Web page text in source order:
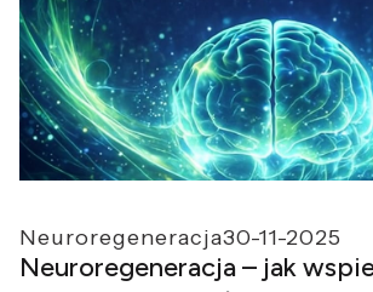
Neuroregeneracja30-11-2025
Neuroregeneracja – jak